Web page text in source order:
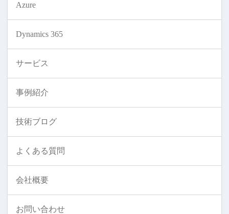
Azure
Dynamics 365
サービス
事例紹介
技術ブログ
よくある質問
会社概要
お問い合わせ